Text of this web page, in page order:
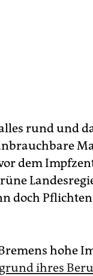
rund und
dem
doch
hohe
ihres